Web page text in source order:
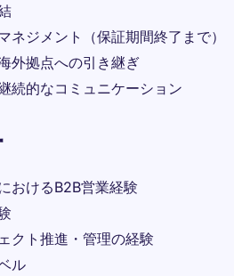
ネジメント（保証期間終了まで）
外拠点への引き継ぎ
続的なコミュニケーション
おけるB2B営業経験
クト推進・管理の経験
ル